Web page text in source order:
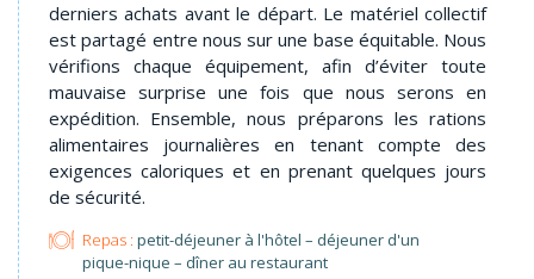
derniers achats avant le départ. Le matériel collectif
est partagé entre nous sur une base équitable. Nous
vérifions chaque équipement, afin d’éviter toute
mauvaise surprise une fois que nous serons en
expédition. Ensemble, nous préparons les rations
alimentaires journalières en tenant compte des
exigences caloriques et en prenant quelques jours
de sécurité.
Repas : petit-déjeuner à l'hôtel – déjeuner d'un
pique-nique – dîner au restaurant